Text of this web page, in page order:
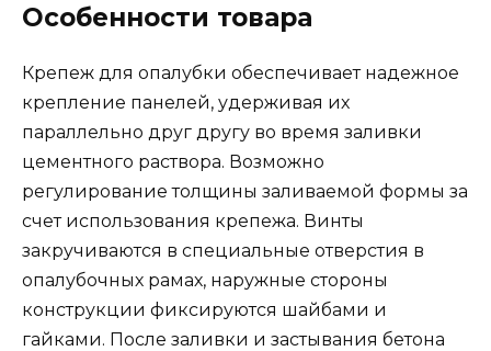
Особенности товара
Крепеж для опалубки обеспечивает надежное
крепление панелей, удерживая их
параллельно друг другу во время заливки
цементного раствора. Возможно
регулирование толщины заливаемой формы за
счет использования крепежа. Винты
закручиваются в специальные отверстия в
опалубочных рамах, наружные стороны
конструкции фиксируются шайбами и
гайками. После заливки и застывания бетона